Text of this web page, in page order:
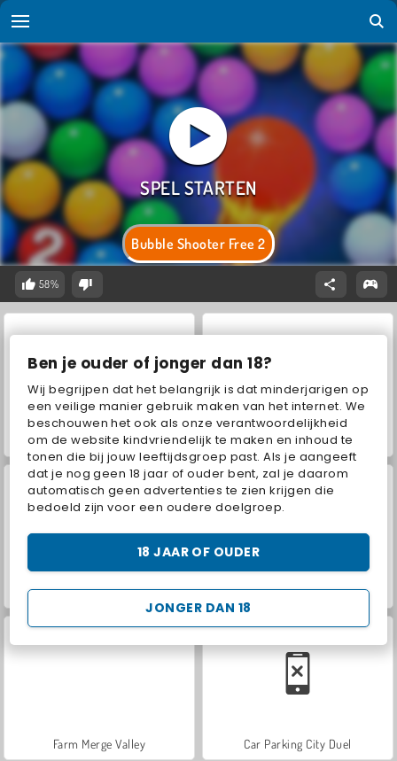
Ben je ouder of jonger dan 18?
Wij begrijpen dat het belangrijk is dat minderjarigen op
een veilige manier gebruik maken van het internet. We
beschouwen het ook als onze verantwoordelijkheid
om de website kindvriendelijk te maken en inhoud te
tonen die bij jouw leeftijdsgroep past. Als je aangeeft
dat je nog geen 18 jaar of ouder bent, zal je daarom
automatisch geen advertenties te zien krijgen die
bedoeld zijn voor een oudere doelgroep.
JONGER DAN 18
18 JAAR OF OUDER
Bubble Shooter Free 2
58%
Hidden Object: Street of Secrets VegaMix Da Vinci Puzzles
ASMR Makeover & Makeup Studio World War 2 Shooter
Farm Merge Valley Car Parking City Duel